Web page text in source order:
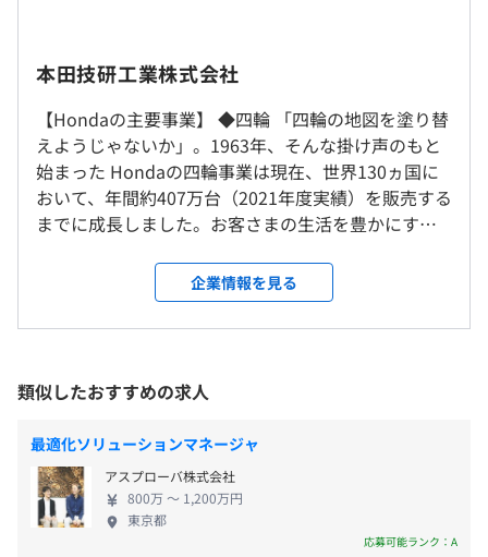
全世界累計台数：2,808.9万台
四輪四輪：368.7万台
パワープロダクツパワープロダクツ：564.5万台
る人を支援し増やしたい」との思いから、全員一律の研修
体系を見直し、自律的な能力開発を促す施策を進めていま
す。
Progress）に一元管理し、従業員はその中から学びたいコ
ンテンツ（オンライン研修やEラーニング）を選択し研修
に参加することができます。
※国内・海外事業所への異動の可能性があります。
就業場所の変更範囲
＜雇入時＞
東京、名古屋、大阪、博多
※上記の中で、ご希望勤務地を加味し、勤務地を決定いた
受動喫煙防止措置に関する事項
屋内禁煙
休憩時間：原則60分
平均残業時間：平均30～40時間/月
〈年間休日121日〉
・平均有休取得日数：18.5日（2022年）
・慶弔休暇（結婚休暇…6日、忌引休暇…1～7日 ※続柄
に応じて付与）
・通勤手当
・リモートワーク手当
・残業代全額支給
・住宅手当※諸条件有
本田技研工業株式会社
【Hondaの主要事業】 ◆四輪 「四輪の地図を塗り替
えようじゃないか」。1963年、そんな掛け声のもと
始まった Hondaの四輪事業は現在、世界130ヵ国に
おいて、年間約407万台（2021年度実績）を販売する
までに成長しました。お客さまの生活を豊かにする
由な行動を支援する、Hondaらしい魅力を備えた四
輪商品・サービスを提供することをめざしています。
Honda は、「2050年カーボンニュートラルの実現」
用拡大を進めています。最近では中国において初の
HondaブランドEVとなる「e:N」（イーエヌ）シリー
ズを、今後 5年間で10車種発売する計画を発表しま
した。 また、「2030年交通事故死者ゼロ」をめざ
し、全方位安全運転システム「Honda SENSING
360」の適用を、2022年に中国で発売する四輪車か
ら開始します。2030年までに、先進国で販売するす
企業情報を見る
類似したおすすめの求人
最適化ソリューションマネージャ
アスプローバ株式会社
800万 〜 1,200万円
東京都
応募可能ランク：A